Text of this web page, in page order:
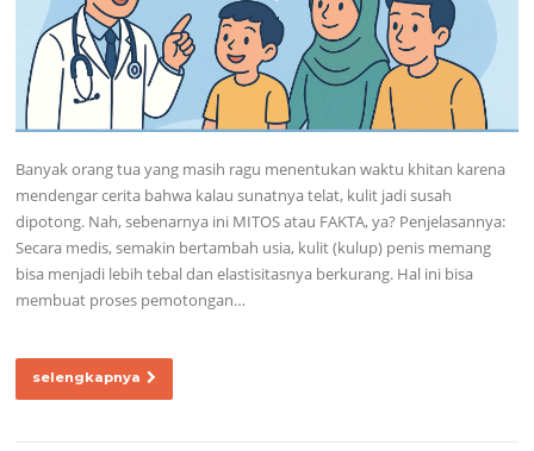
Banyak orang tua yang masih ragu menentukan waktu khitan karena
mendengar cerita bahwa kalau sunatnya telat, kulit jadi susah
dipotong. Nah, sebenarnya ini MITOS atau FAKTA, ya? Penjelasannya:
Secara medis, semakin bertambah usia, kulit (kulup) penis memang
bisa menjadi lebih tebal dan elastisitasnya berkurang. Hal ini bisa
membuat proses pemotongan…
selengkapnya